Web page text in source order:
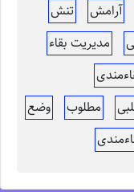
آرامش
تنش
مدیریت بقاء
مطلوب
وضع